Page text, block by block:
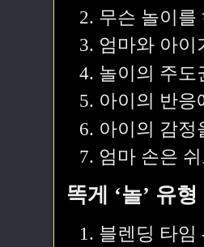
무슨 놀이를
엄마와 아이
놀이의 주도
아이의 반응
아이의 감정
엄마 손은
똑게 ‘놀’ 유형
블렌딩 타임